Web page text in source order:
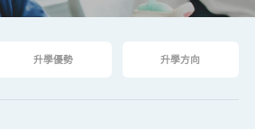
升學優勢 升學方向